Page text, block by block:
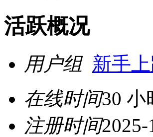
活跃概况
用户组 新手
在线时间30 小
注册时间2025-